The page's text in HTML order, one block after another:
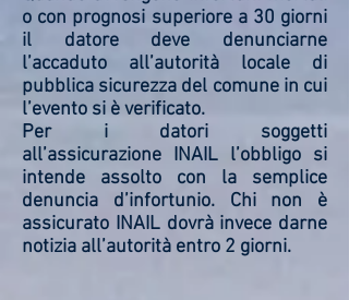
o con prognosi superiore a 30 giorni
il datore deve denunciarne
l’accaduto all’autorità locale di
pubblica sicurezza del comune in cui
l’evento si è verificato.
Per i datori soggetti
all’assicurazione INAIL l’obbligo si
intende assolto con la semplice
denuncia d’infortunio. Chi non è
assicurato INAIL dovrà invece darne
notizia all’autorità entro 2 giorni.